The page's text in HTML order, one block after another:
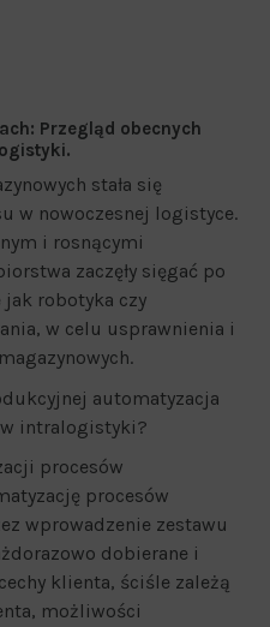
Przegląd obecnych
stała się
w nowoczesnej logistyce.
i rosnącymi
zaczęły sięgać po
jak robotyka czy
w celu usprawnienia i
automatyzacja
intralogistyki?
procesów
procesów
wprowadzenie zestawu
dobierane i
klienta, ściśle zależą
możliwości